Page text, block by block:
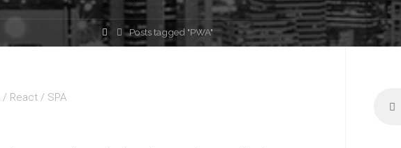
Posts tagged "PWA"
/ React / SPA